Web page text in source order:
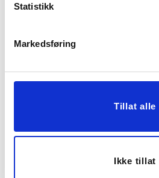
Statistikk
Markedsføring
Tillat alle
Ikke tillat
LYSESTAKE BLOMST
129,00